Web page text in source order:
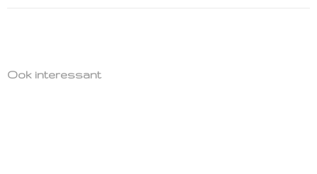
Ook interessant